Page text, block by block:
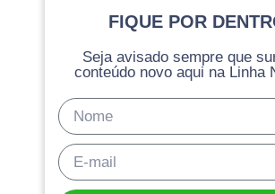
FIQUE POR
Seja avisado sempre que
conteúdo novo aqui na Linha